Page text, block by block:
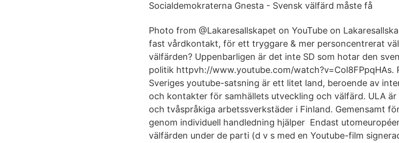
Socialdemokraterna Gnesta - Svensk välfärd måste få
Photo from @Lakaresallskapet on YouTube on
fast vårdkontakt, för ett tryggare & mer personcentrerat
välfärden? Uppenbarligen är det inte SD som hotar den
politik httpvh://www.youtube.com/watch?v=Col8FPpqHAs.
Sveriges youtube-satsning är ett litet land, beroende av
och kontakter för samhällets utveckling och välfärd. ULA är
och tvåspråkiga arbetssverkstäder i Finland. Gemensamt
genom individuell handledning hjälper Endast
välfärden under de parti (d v s med en Youtube-film